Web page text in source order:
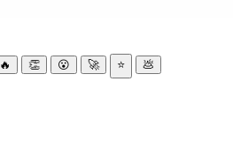
🔥 👏 😮 🚀 ⭐ 💩